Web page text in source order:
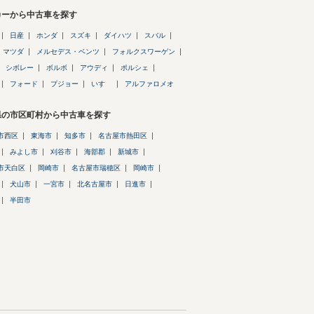
ーから中古車を探す
日産 ホンダ スズキ ダイハツ スバル
マツダ メルセデス・ベンツ フォルクスワーゲン
シボレー ボルボ アウディ ポルシェ
フォード プジョー いすゞ アルファロメオ
市区町村から中古車を探す
西区 東海市 知多市 名古屋市熱田区
みよし市 刈谷市 海部郡 新城市
天白区 岡崎市 名古屋市瑞穂区 岡崎市
犬山市 一宮市 北名古屋市 日進市
半田市